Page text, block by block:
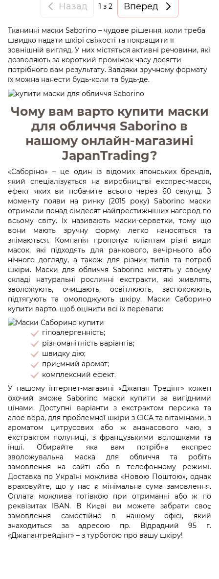
Назад 1 з 2 Вперед
Тканинні маски Saborino – чудове рішення, коли треба
швидко надати шкірі свіжості та покращити її
зовнішній вигляд. У них містяться активні речовини, які
дозволяють за короткий проміжок часу досягти
потрібного вам результату. Завдяки зручному формату
їх можна нанести будь-коли та будь-де.
Чому вам варто купити маски
для обличчя Saborino в
нашому онлайн-магазині
JapanTrading?
«Саборіно» – це один із відомих японських брендів,
який спеціалізується на виробництві експрес-масок,
ефект яких ви побачите всього через 60 секунд. З
моменту появи на ринку (2015 року) Saborino маски
отримали понад сімдесят найпрестижніших нагород по
всьому світу. Їх називають маски-серветки, тому що
вони мають зручну форму, легко наносяться та
знімаються. Компанія пропонує клієнтам різні види
масок, які підходять для ранкового, вечірнього або
нічного догляду, а також для різних типів та потреб
шкіри. Маски для обличчя Saborino містять у своєму
складі натуральні рослинні екстракти, які живлять,
зволожують, очищають, освітлюють, заспокоюють,
підтягують та омолоджують шкіру. Маски Саборино
купити варто, щоб оцінити всі їх переваги:
гіпоалергенність;
різноманітність варіантів;
швидку дію;
приємний аромат;
комплексний ефект.
У нашому інтернет-магазині «Джапан Тредінг» кожен
охочий зможе Saborino маски купити за вигідними
цінами. Доступні варіанти з екстрактом персика та
алое вера, для проблемної шкіри з CICA та вітамінами, з
ароматом цитрусових або ж ананасового чаю, з
екстрактом полуниці, з французькими волошками та
інші. Обирайте яка вам потрібна експрес
зволожувальна маска для обличчя та робіть
замовлення на сайті або в телефонному режимі.
Доставка по Україні можлива «Новою Поштою», однак
враховуйте, що у нас є мінімальна сума замовлення.
Оплата можлива готівкою при отриманні або ж по
реквізитах IBAN. В Києві ви можете забрати своє
замовлення самостійно в нашому офісі, який
знаходиться за адресою пр. Відрадний 95 г.
«Джапантрейдінг» – з турботою про вашу шкіру!